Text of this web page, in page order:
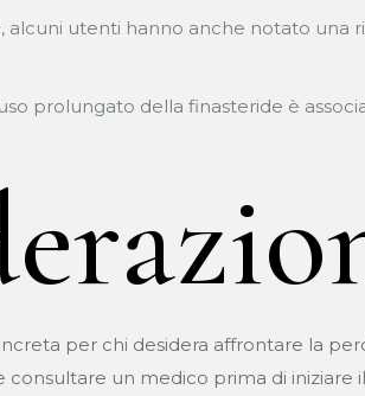
utenti hanno anche notato una
prolungato della finasteride è
per chi desidera affrontare la
un medico prima di